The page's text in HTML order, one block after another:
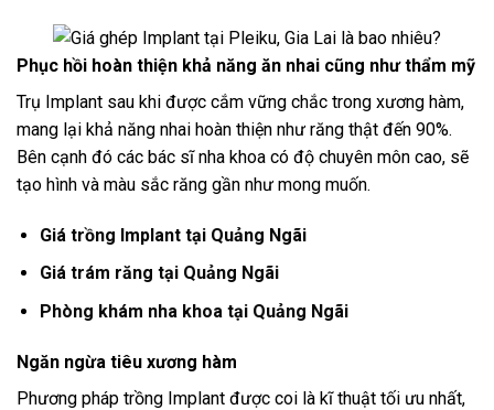
Phục hồi hoàn thiện khả năng ăn nhai cũng như thẩm mỹ
Trụ Implant sau khi được cắm vững chắc trong xương hàm,
mang lại khả năng nhai hoàn thiện như răng thật đến 90%.
Bên cạnh đó các bác sĩ nha khoa có độ chuyên môn cao, sẽ
tạo hình và màu sắc răng gần như mong muốn.
Giá trồng Implant tại Quảng Ngãi
Giá trám răng tại Quảng Ngãi
Phòng khám nha khoa tại Quảng Ngãi
Ngăn ngừa tiêu xương hàm
Phương pháp trồng Implant được coi là kĩ thuật tối ưu nhất,